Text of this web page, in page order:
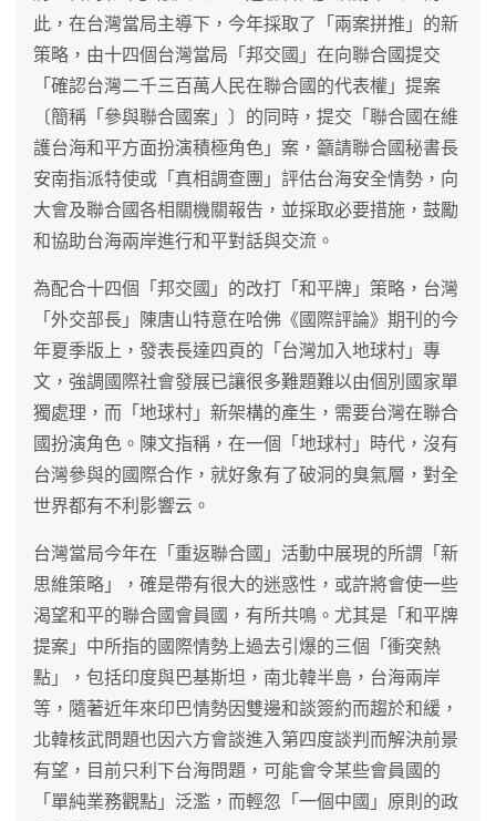
此，在台灣當局主導下，今年採取了「兩案拼推」的新
策略，由十四個台灣當局「邦交國」在向聯合國提交
「確認台灣二千三百萬人民在聯合國的代表權」提案
〔簡稱「參與聯合國案」〕的同時，提交「聯合國在維
護台海和平方面扮演積極角色」案，籲請聯合國秘書長
安南指派特使或「真相調查團」評估台海安全情勢，向
大會及聯合國各相關機關報告，並採取必要措施，鼓勵
和協助台海兩岸進行和平對話與交流。
為配合十四個「邦交國」的改打「和平牌」策略，台灣
「外交部長」陳唐山特意在哈佛《國際評論》期刊的今
年夏季版上，發表長達四頁的「台灣加入地球村」專
文，強調國際社會發展已讓很多難題難以由個別國家單
獨處理，而「地球村」新架構的產生，需要台灣在聯合
國扮演角色。陳文指稱，在一個「地球村」時代，沒有
台灣參與的國際合作，就好象有了破洞的臭氣層，對全
世界都有不利影響云。
台灣當局今年在「重返聯合國」活動中展現的所謂「新
思維策略」，確是帶有很大的迷惑性，或許將會使一些
渴望和平的聯合國會員國，有所共鳴。尤其是「和平牌
提案」中所指的國際情勢上過去引爆的三個「衝突熱
點」，包括印度與巴基斯坦，南北韓半島，台海兩岸
等，隨著近年來印巴情勢因雙邊和談簽約而趨於和緩，
北韓核武問題也因六方會談進入第四度談判而解決前景
有望，目前只利下台海問題，可能會令某些會員國的
「單純業務觀點」泛濫，而輕忽「一個中國」原則的政